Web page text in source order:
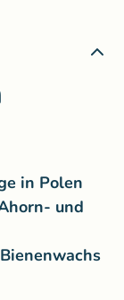
in Polen
und